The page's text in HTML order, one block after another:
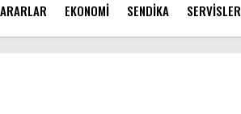
EKONOMİ SENDİKA SERVİSLER